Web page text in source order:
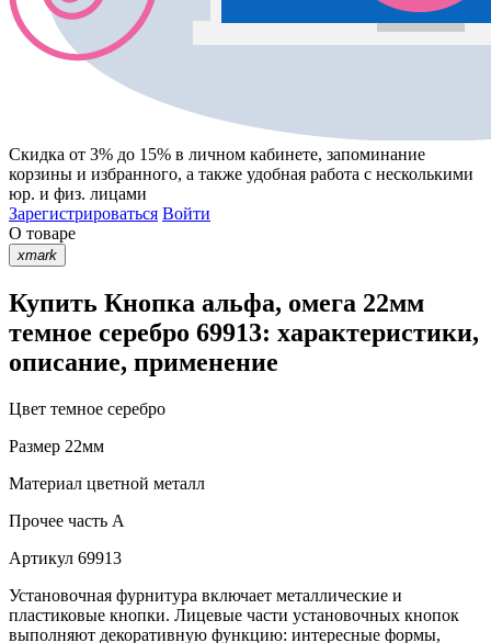
Скидка от 3% до 15% в личном кабинете, запоминание
корзины и избранного, а также удобная работа с несколькими
юр. и физ. лицами
Зарегистрироваться Войти
О товаре
xmark
Купить Кнопка альфа, омега 22мм
темное серебро 69913: характеристики,
описание, применение
Цвет темное серебро
Размер 22мм
Материал цветной металл
Прочее часть A
Артикул 69913
Установочная фурнитура включает металлические и
пластиковые кнопки. Лицевые части установочных кнопок
выполняют декоративную функцию: интересные формы,